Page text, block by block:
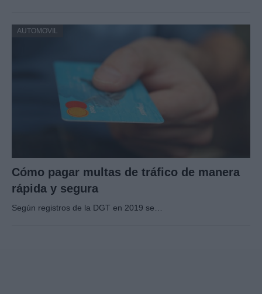
AUTOMOVIL
Cómo pagar multas de tráfico de manera
rápida y segura
Según registros de la DGT en 2019 se…